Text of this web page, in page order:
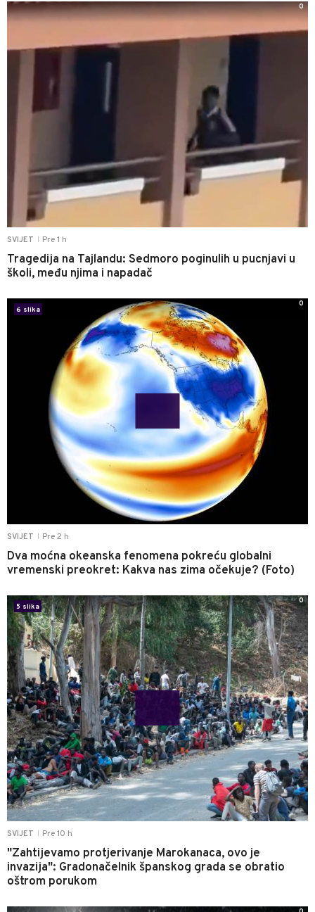
SVIJET Pre 1 h
Tragedija na Tajlandu: Sedmoro poginulih u pucnjavi u
školi, među njima i napadač
0
SVIJET Pre 2 h
Dva moćna okeanska fenomena pokreću globalni
vremenski preokret: Kakva nas zima očekuje? (Foto)
6 slika
0
SVIJET Pre 10 h
"Zahtijevamo protjerivanje Marokanaca, ovo je
invazija": Gradonačelnik španskog grada se obratio
oštrom porukom
5 slika
0